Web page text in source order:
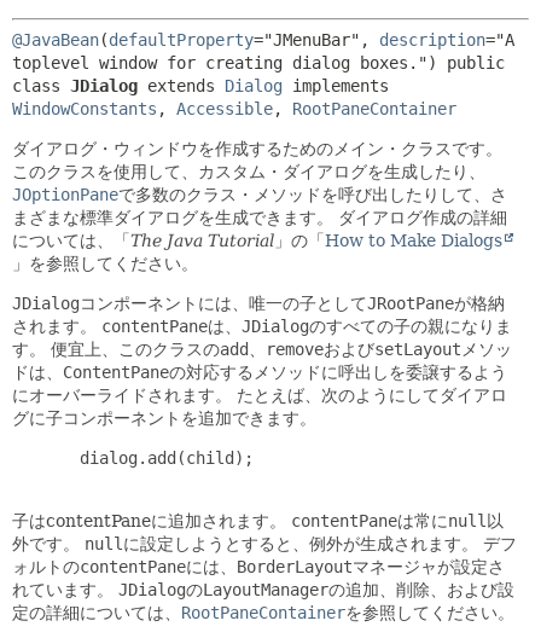
@JavaBean(defaultProperty="JMenuBar", description="A
toplevel window for creating dialog boxes.") public
class JDialog extends Dialog
WindowConstants , Accessible, RootPaneContainer
ダイアログ・ウィンドウを作成するためのメイン・クラスです。
このクラスを使用して、カスタム・ダイアログを生成したり、
JOptionPaneで多数のクラス・メソッドを呼び出したりして、さ
まざまな標準ダイアログを生成できます。
ダイアログ作成の詳細
については、「The Java Tutorial 」の「How to Make Dialogs
」を参照してください。
JDialogコンポーネントには、唯一の子としてJRootPaneが格納
されます。
contentPaneは、 JDialogのすべての子の親になりま
す。
便宜上、このクラスのadd removeおよびsetLayout メソッ
ドは、 ContentPaneの対応するメソッドに呼出しを委譲するよう
にオーバーライドされます。
たとえば、次のようにしてダイアロ
グに子コンポーネントを追加できます。
       dialog.add(child);
子はcontentPaneに追加されます。 contentPaneは常にnull 以
外です。
null に設定しようとすると、例外が生成されます。
デフ
ォルトのcontentPaneには、 BorderLayoutマネージャが設定さ
れています。
JDialogのLayoutManagerの追加、削除、および設
定の詳細については、 RootPaneContainerを参照してください。